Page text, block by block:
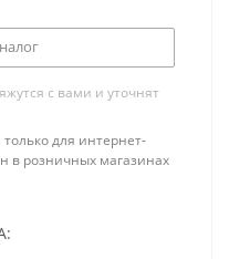
с вами и уточнят
для интернет-
в розничных магазинах